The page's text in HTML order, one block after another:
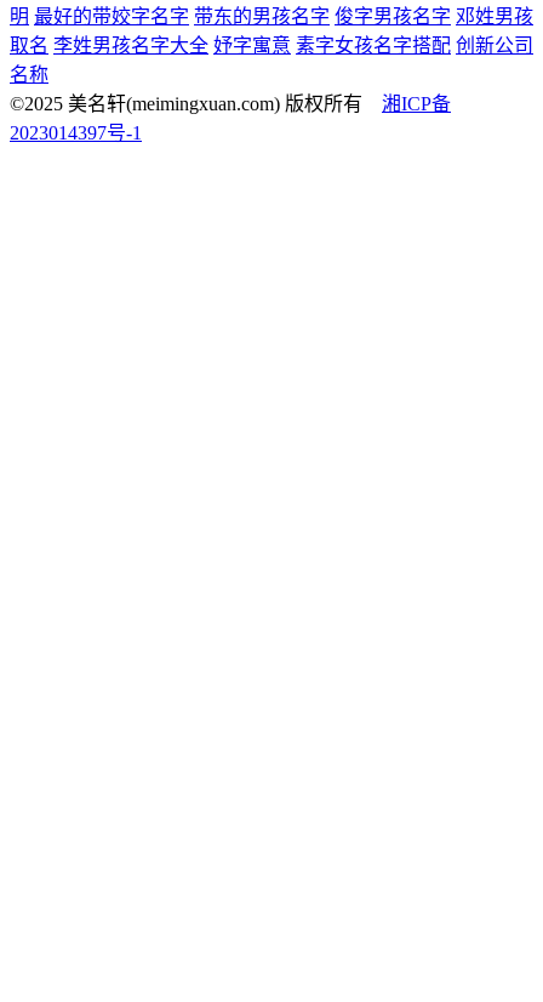
明 最好的带姣字名字 带东的男孩名字 俊字男孩名字 邓姓男孩
取名 李姓男孩名字大全 妤字寓意 素字女孩名字搭配 创新公司
名称
©2025 美名轩(meimingxuan.com) 版权所有 湘ICP备
2023014397号-1